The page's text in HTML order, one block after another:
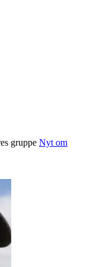
gruppe Nyt om